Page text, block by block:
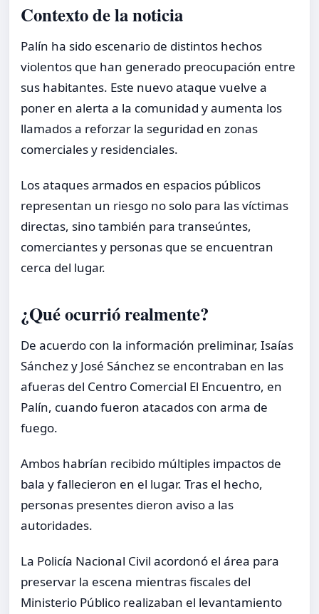
Contexto de la noticia
Palín ha sido escenario de distintos hechos
violentos que han generado preocupación entre
sus habitantes. Este nuevo ataque vuelve a
poner en alerta a la comunidad y aumenta los
llamados a reforzar la seguridad en zonas
comerciales y residenciales.
Los ataques armados en espacios públicos
representan un riesgo no solo para las víctimas
directas, sino también para transeúntes,
comerciantes y personas que se encuentran
cerca del lugar.
¿Qué ocurrió realmente?
De acuerdo con la información preliminar, Isaías
Sánchez y José Sánchez se encontraban en las
afueras del Centro Comercial El Encuentro, en
Palín, cuando fueron atacados con arma de
fuego.
Ambos habrían recibido múltiples impactos de
bala y fallecieron en el lugar. Tras el hecho,
personas presentes dieron aviso a las
autoridades.
La Policía Nacional Civil acordonó el área para
preservar la escena mientras fiscales del
Ministerio Público realizaban el levantamiento